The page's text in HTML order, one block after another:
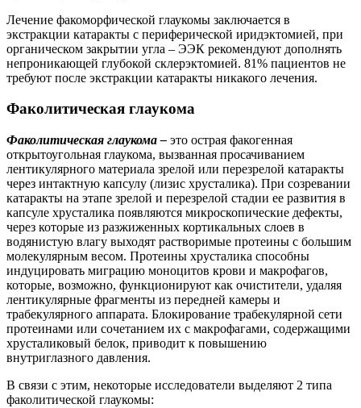
Лечение факоморфической глаукомы заключается в
экстракции катаракты с периферической иридэктомией, при
органическом закрытии угла – ЭЭК рекомендуют дополнять
непроникающей глубокой склерэктомией. 81% пациентов не
требуют после экстракции катаракты никакого лечения.
Факолитическая глаукома
Факолитическая глаукома – это острая факогенная
открытоугольная глаукома, вызванная просачиванием
лентикулярного материала зрелой или перезрелой катаракты
через интактную капсулу (лизис хрусталика). При созревании
катаракты на этапе зрелой и перезрелой стадии ее развития в
капсуле хрусталика появляются микроскопические дефекты,
через которые из разжиженных кортикальных слоев в
водянистую влагу выходят растворимые протеины с большим
молекулярным весом. Протеины хрусталика способны
индуцировать миграцию моноцитов крови и макрофагов,
которые, возможно, функционируют как очистители, удаляя
лентикулярные фрагменты из передней камеры и
трабекулярного аппарата. Блокирование трабекулярной сети
протеинами или сочетанием их с макрофагами, содержащими
хрусталиковый белок, приводит к повышению
внутриглазного давления.
В связи с этим, некоторые исследователи выделяют 2 типа
факолитической глаукомы: